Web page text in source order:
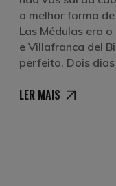
a melhor forma
Las Médulas era
e Villafranca del
perfeito. Dois dias
LER MAIS